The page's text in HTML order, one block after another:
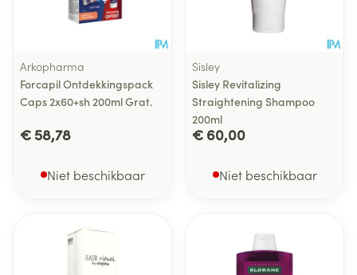
Arkopharma
Forcapil Ontdekkingspack
Caps 2x60+sh 200ml Grat.
€ 58,78
Niet beschikbaar
Sisley
Sisley Revitalizing
Straightening Shampoo
200ml
€ 60,00
Niet beschikbaar